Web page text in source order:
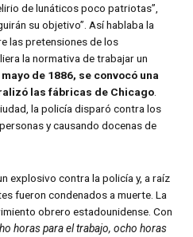
de lunáticos poco patriotas”,
su objetivo”. Así hablaba la
las pretensiones de los
la normativa de trabajar un
mayo de 1886, se convocó una
las fábricas de Chicago
la policía disparó contra los
y causando docenas de
explosivo contra la policía y, a raíz
fueron condenados a muerte. La
obrero estadounidense. Con
horas para el trabajo, ocho horas